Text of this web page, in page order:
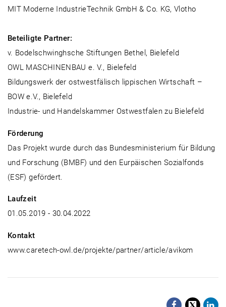
MIT Moderne IndustrieTechnik GmbH & Co. KG, Vlotho
Beteiligte Partner:
v. Bodelschwinghsche Stiftungen Bethel, Bielefeld
OWL MASCHINENBAU e. V., Bielefeld
Bildungswerk der ostwestfälisch lippischen Wirtschaft –
BOW e.V., Bielefeld
Industrie- und Handelskammer Ostwestfalen zu Bielefeld
Förderung
Das Projekt wurde durch das Bundesministerium für Bildung
und Forschung (BMBF) und den Eurpäischen Sozialfonds
(ESF) gefördert.
Laufzeit
01.05.2019 - 30.04.2022
Kontakt
www.caretech-owl.de/projekte/partner/article/avikom